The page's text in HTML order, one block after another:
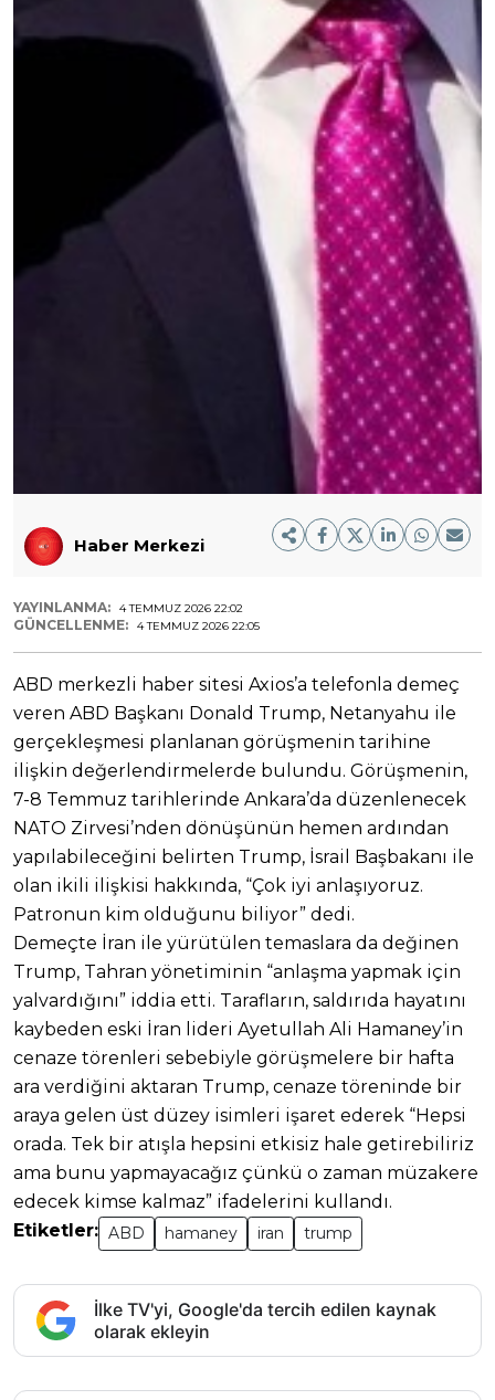
Haber Merkezi
YAYINLANMA: 4 TEMMUZ 2026 22:02
GÜNCELLENME: 4 TEMMUZ 2026 22:05
ABD merkezli haber sitesi Axios’a telefonla demeç
veren ABD Başkanı Donald Trump, Netanyahu ile
gerçekleşmesi planlanan görüşmenin tarihine
ilişkin değerlendirmelerde bulundu. Görüşmenin,
7-8 Temmuz tarihlerinde Ankara’da düzenlenecek
NATO Zirvesi’nden dönüşünün hemen ardından
yapılabileceğini belirten Trump, İsrail Başbakanı ile
olan ikili ilişkisi hakkında, “Çok iyi anlaşıyoruz.
Patronun kim olduğunu biliyor” dedi.
Demeçte İran ile yürütülen temaslara da değinen
Trump, Tahran yönetiminin “anlaşma yapmak için
yalvardığını” iddia etti. Tarafların, saldırıda hayatını
kaybeden eski İran lideri Ayetullah Ali Hamaney’in
cenaze törenleri sebebiyle görüşmelere bir hafta
ara verdiğini aktaran Trump, cenaze töreninde bir
araya gelen üst düzey isimleri işaret ederek “Hepsi
orada. Tek bir atışla hepsini etkisiz hale getirebiliriz
ama bunu yapmayacağız çünkü o zaman müzakere
edecek kimse kalmaz” ifadelerini kullandı.
Etiketler: ABD hamaney iran trump
İlke TV'yi, Google'da tercih edilen kaynak
olarak ekleyin